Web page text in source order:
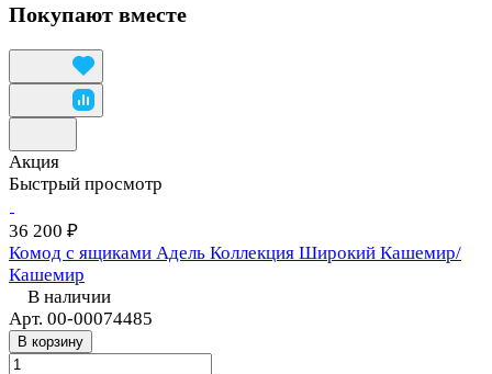
Покупают вместе
Акция
Быстрый просмотр
36 200 ₽
Комод с ящиками Адель Коллекция Широкий Кашемир/
Кашемир
В наличии
Арт. 00-00074485
В корзину